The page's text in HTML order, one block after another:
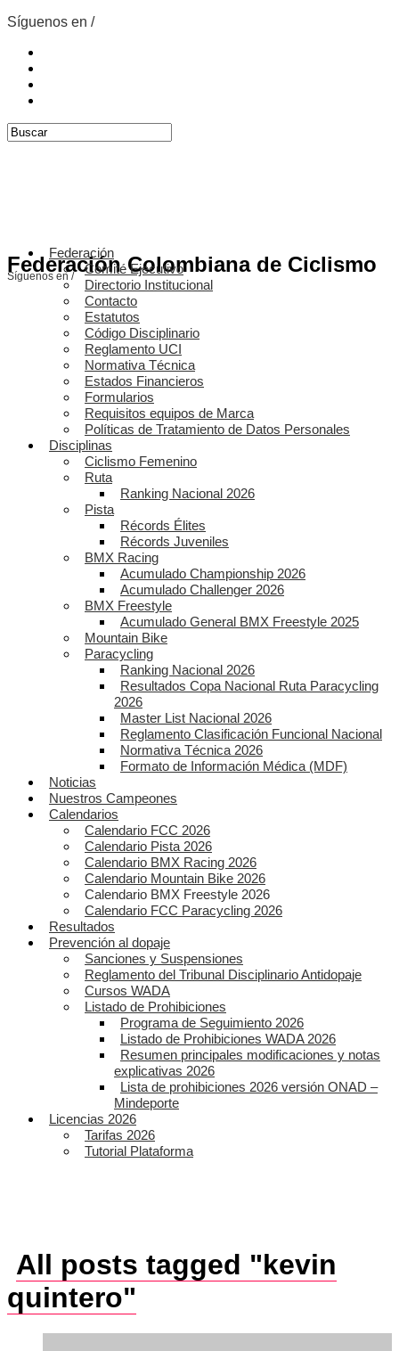
Síguenos en /
Federación Colombiana de Ciclismo
Síguenos en /
Federación
Comité Ejecutivo
Directorio Institucional
Contacto
Estatutos
Código Disciplinario
Reglamento UCI
Normativa Técnica
Estados Financieros
Formularios
Requisitos equipos de Marca
Políticas de Tratamiento de Datos Personales
Disciplinas
Ciclismo Femenino
Ruta
Ranking Nacional 2026
Pista
Récords Élites
Récords Juveniles
BMX Racing
Acumulado Championship 2026
Acumulado Challenger 2026
BMX Freestyle
Acumulado General BMX Freestyle 2025
Mountain Bike
Paracycling
Ranking Nacional 2026
Resultados Copa Nacional Ruta Paracycling
2026
Master List Nacional 2026
Reglamento Clasificación Funcional Nacional
Normativa Técnica 2026
Formato de Información Médica (MDF)
Noticias
Nuestros Campeones
Calendarios
Calendario FCC 2026
Calendario Pista 2026
Calendario BMX Racing 2026
Calendario Mountain Bike 2026
Calendario BMX Freestyle 2026
Calendario FCC Paracycling 2026
Resultados
Prevención al dopaje
Sanciones y Suspensiones
Reglamento del Tribunal Disciplinario Antidopaje
Cursos WADA
Listado de Prohibiciones
Programa de Seguimiento 2026
Listado de Prohibiciones WADA 2026
Resumen principales modificaciones y notas
explicativas 2026
Lista de prohibiciones 2026 versión ONAD –
Mindeporte
Licencias 2026
Tarifas 2026
Tutorial Plataforma
All posts tagged "kevin
quintero"